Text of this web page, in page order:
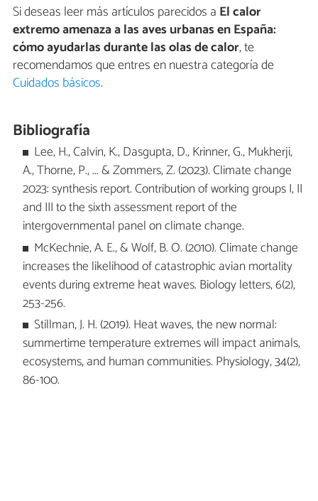
Si deseas leer más artículos parecidos a El calor
extremo amenaza a las aves urbanas en España:
cómo ayudarlas durante las olas de calor, te
recomendamos que entres en nuestra categoría de
Cuidados básicos.
Bibliografía
Lee, H., Calvin, K., Dasgupta, D., Krinner, G., Mukherji,
A., Thorne, P., ... & Zommers, Z. (2023). Climate change
2023: synthesis report. Contribution of working groups I, II
and III to the sixth assessment report of the
intergovernmental panel on climate change.
McKechnie, A. E., & Wolf, B. O. (2010). Climate change
increases the likelihood of catastrophic avian mortality
events during extreme heat waves. Biology letters, 6(2),
253-256.
Stillman, J. H. (2019). Heat waves, the new normal:
summertime temperature extremes will impact animals,
ecosystems, and human communities. Physiology, 34(2),
86-100.